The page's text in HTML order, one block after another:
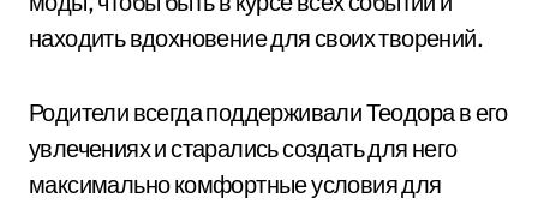
находить вдохновение для своих творений.
Родители всегда поддерживали Теодора в его
увлечениях и старались создать для него
максимально комфортные условия для